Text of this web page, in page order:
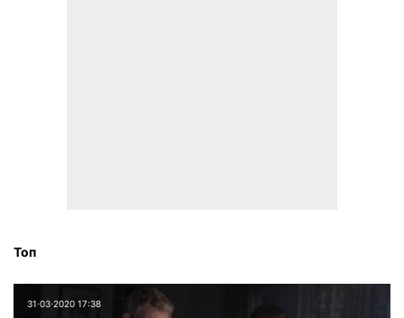
Топ
31⋅03⋅2020 17:38